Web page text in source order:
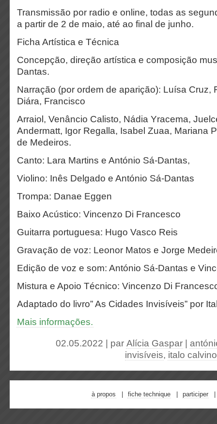
Transmissão por radio e online, todas as
a partir de 2 de maio, até ao final de junho.
Ficha Artística e Técnica
Concepção, direção artística e composição
Dantas.
Narração (por ordem de aparição): Luísa Cruz,
Diára, Francisco
Arraiol, Venâncio Calisto, Nádia Yracema,
Andermatt, Igor Regalla, Isabel Zuaa, Mariana
de Medeiros.
Canto: Lara Martins e António Sá-Dantas,
Violino: Inês Delgado e António Sá-Dantas
Trompa: Danae Eggen
Baixo Acústico: Vincenzo Di Francesco
Guitarra portuguesa: Hugo Vasco Reis
Gravação de voz: Leonor Matos e Jorge
Edição de voz e som: António Sá-Dantas e
Mistura e Apoio Técnico: Vincenzo Di
Adaptado do livro” As Cidades Invisíveis” por
Mais informações.
02.05.2022 | par Alícia Gaspar
invisíveis, italo calvino
à propos fiche technique participer